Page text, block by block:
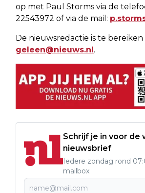
op met Paul Storms via de
22543972 of via de mail:
De nieuwsredactie is te bereiken
geleen@nieuws.nl.
Schrijf je in voor de
nieuwsbrief
Iedere zondag rond
mailbox